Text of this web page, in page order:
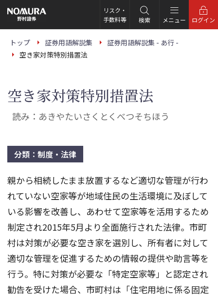
の
ー
リスク・
手数料等
検索 メニュー ログイン
トップ 証券用語解説集
証券用語解説集 - あ行 -
空き家対策特別措置法
空き家対策特別措置法
読み：あきやたいさくとくべつそちほう
分類：制度・法律
親から相続したまま放置するなど適切な管理が行わ
れていない空家等が地域住民の生活環境に及ぼして
いる影響を改善し、あわせて空家等を活用するため
制定され2015年5月より全面施行された法律。市町
村は対策が必要な空き家を選別し、所有者に対して
適切な管理を促進するための情報の提供や助言等を
行う。特に対策が必要な「特定空家等」と認定され
勧告を受けた場合、市町村は「住宅用地に係る固定